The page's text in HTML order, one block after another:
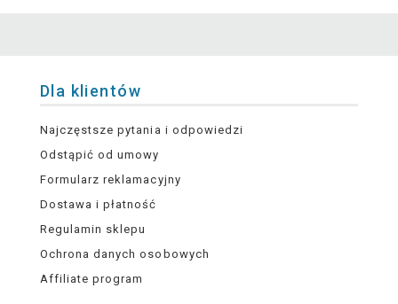
Dla klientów
Najczęstsze pytania i odpowiedzi
Odstąpić od umowy
Formularz reklamacyjny
Dostawa i płatność
Regulamin sklepu
Ochrona danych osobowych
Affiliate program